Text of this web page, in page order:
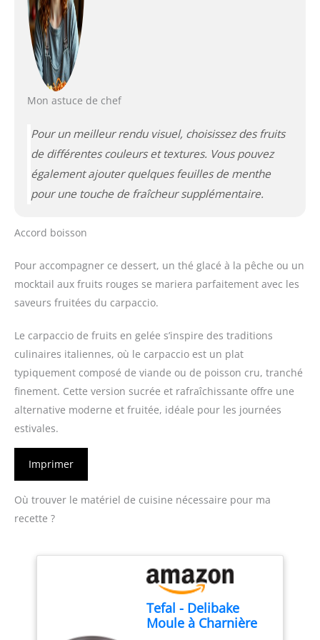
Mon astuce de chef
Pour un meilleur rendu visuel, choisissez des fruits
de différentes couleurs et textures. Vous pouvez
également ajouter quelques feuilles de menthe
pour une touche de fraîcheur supplémentaire.
Accord boisson
Pour accompagner ce dessert, un thé glacé à la pêche ou un
mocktail aux fruits rouges se mariera parfaitement avec les
saveurs fruitées du carpaccio.
Le carpaccio de fruits en gelée s’inspire des traditions
culinaires italiennes, où le carpaccio est un plat
typiquement composé de viande ou de poisson cru, tranché
finement. Cette version sucrée et rafraîchissante offre une
alternative moderne et fruitée, idéale pour les journées
estivales.
Imprimer
Où trouver le matériel de cuisine nécessaire pour ma
recette ?
Tefal - Delibake
Moule à Charnière